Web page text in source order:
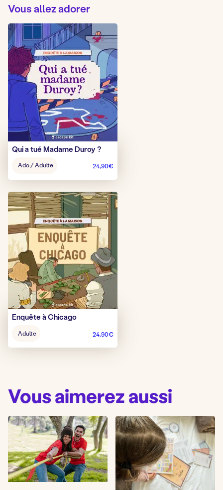
Vous allez adorer
Qui a tué Madame Duroy ?
pour
Ado / Adulte 24,90€
Enquête à Chicago
pour
Adulte 24,90€
Vous aimerez aussi